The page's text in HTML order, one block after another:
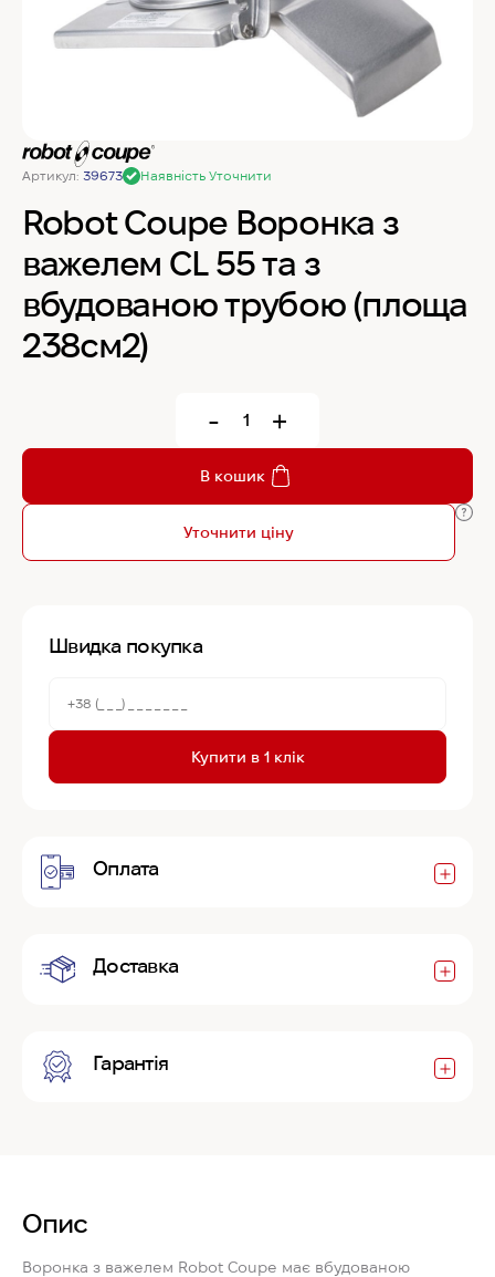
MyChef Пароконвекційна піч Cook Master 6
GN 1/1
Samaref Холодильна шафа PF 600 TN
Rational Пароконвекційна піч газова iCombi
Артикул: 39673 Наявність Уточнити
Robot Coupe Воронка з
важелем CL 55 та з
вбудованою трубою (площа
238см2)
- +
В кошик
Уточнити ціну
Швидка покупка
Купити в 1 клік
Оплата
Доставка
Гарантія
Опис
Воронка з важелем Robot Coupe має вбудованою